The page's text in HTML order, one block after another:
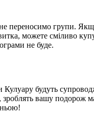
переносимо групи.
можете сміливо
не буде.
Кулуару будуть
зроблять вашу подорож